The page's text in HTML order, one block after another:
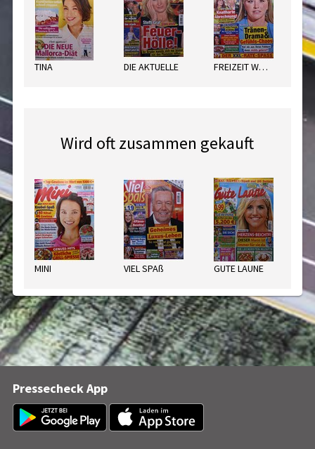
TINA DIE AKTUELLE FREIZEIT WOCHE
Wird oft zusammen gekauft
MINI VIEL SPAß GUTE LAUNE
Pressecheck App